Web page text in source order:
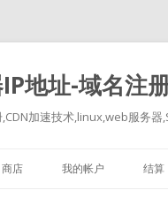
IP地址-域名注
加速技术,linux,web服务器
商店 我的帐户 结算